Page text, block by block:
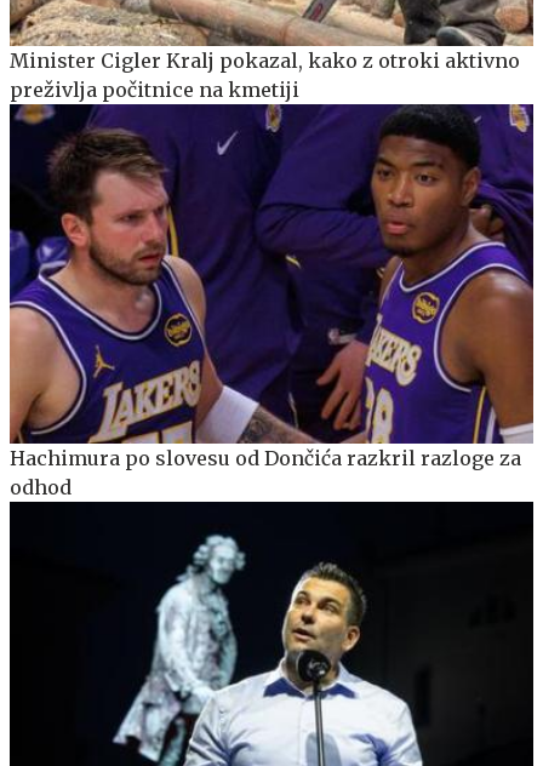
Minister Cigler Kralj pokazal, kako z otroki aktivno
preživlja počitnice na kmetiji
Hachimura po slovesu od Dončića razkril razloge za
odhod